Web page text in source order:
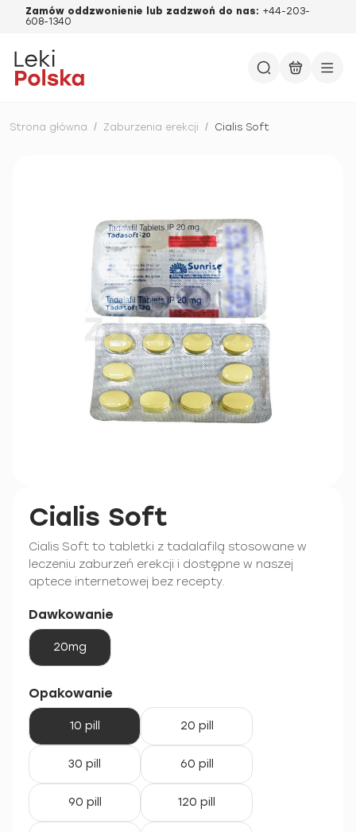
Zamów oddzwonienie lub zadzwoń do nas: +44-203-
608-1340
Strona główna / Zaburzenia erekcji / Cialis Soft
Cialis Soft
Cialis Soft to tabletki z tadalafilą stosowane w
leczeniu zaburzeń erekcji i dostępne w naszej
aptece internetowej bez recepty.
Dawkowanie
20mg
Opakowanie
10 pill 20 pill
30 pill 60 pill
90 pill 120 pill